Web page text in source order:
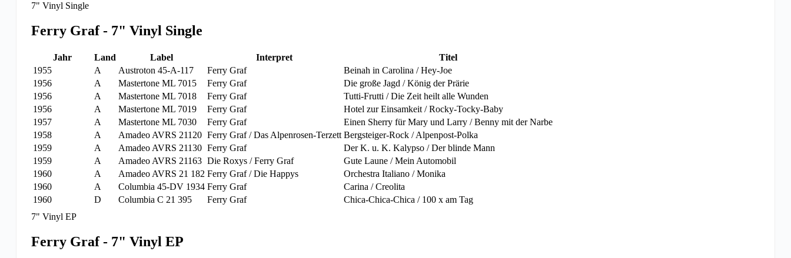
7" Vinyl Single
Ferry Graf - 7" Vinyl Single
Jahr Land Label Interpret
Titel
1955
A Austroton 45-A-117 Ferry Graf
Beinah in Carolina / Hey-Joe
1956
A Mastertone ML 7015 Ferry Graf
Die große Jagd / König der Prärie
1956
A Mastertone ML 7018 Ferry Graf
Tutti-Frutti / Die Zeit heilt alle Wunden
1956
A Mastertone ML 7019 Ferry Graf
Hotel zur Einsamkeit / Rocky-Tocky-Baby
1957
A Mastertone ML 7030 Ferry Graf
Einen Sherry für Mary und Larry / Benny mit der Narbe
1958
A Amadeo AVRS 21120 Ferry Graf / Das Alpenrosen-Terzett Bergsteiger-Rock / Alpenpost-Polka
1959
A Amadeo AVRS 21130 Ferry Graf
Der K. u. K. Kalypso / Der blinde Mann
1959
A Amadeo AVRS 21163 Die Roxys / Ferry Graf
Gute Laune / Mein Automobil
1960
A Amadeo AVRS 21 182 Ferry Graf / Die Happys
Orchestra Italiano / Monika
1960
A Columbia 45-DV 1934 Ferry Graf
Carina / Creolita
1960
D Columbia C 21 395 Ferry Graf
Chica-Chica-Chica / 100 x am Tag
7" Vinyl EP
Ferry Graf - 7" Vinyl EP